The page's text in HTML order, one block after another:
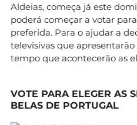
Aldeias, começa já este
poderá começar a votar
preferida. Para o ajudar a
televisivas que apresentarão
tempo que acontecerão as
VOTE PARA ELEGER AS
BELAS DE PORTUGAL